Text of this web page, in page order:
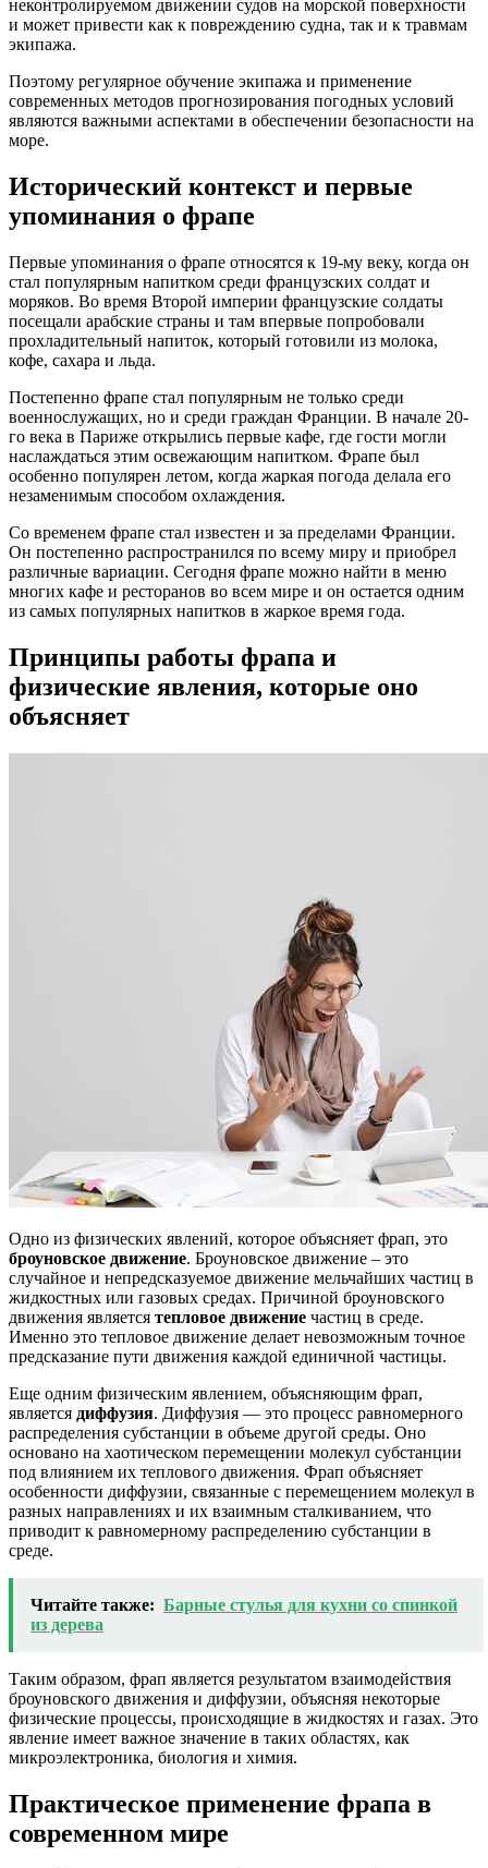
неконтролируемом движении судов на морской поверхности
и может привести как к повреждению судна, так и к травмам
экипажа.
Поэтому регулярное обучение экипажа и применение
современных методов прогнозирования погодных условий
являются важными аспектами в обеспечении безопасности на
море.
Исторический контекст и первые
упоминания о фрапе
Первые упоминания о фрапе относятся к 19-му веку, когда он
стал популярным напитком среди французских солдат и
моряков. Во время Второй империи французские солдаты
посещали арабские страны и там впервые попробовали
прохладительный напиток, который готовили из молока,
кофе, сахара и льда.
Постепенно фрапе стал популярным не только среди
военнослужащих, но и среди граждан Франции. В начале 20-
го века в Париже открылись первые кафе, где гости могли
наслаждаться этим освежающим напитком. Фрапе был
особенно популярен летом, когда жаркая погода делала его
незаменимым способом охлаждения.
Со временем фрапе стал известен и за пределами Франции.
Он постепенно распространился по всему миру и приобрел
различные вариации. Сегодня фрапе можно найти в меню
многих кафе и ресторанов во всем мире и он остается одним
из самых популярных напитков в жаркое время года.
Принципы работы фрапа и
физические явления, которые оно
объясняет
Одно из физических явлений, которое объясняет фрап, это
броуновское движение. Броуновское движение – это
случайное и непредсказуемое движение мельчайших частиц в
жидкостных или газовых средах. Причиной броуновского
движения является тепловое движение частиц в среде.
Именно это тепловое движение делает невозможным точное
предсказание пути движения каждой единичной частицы.
Еще одним физическим явлением, объясняющим фрап,
является диффузия. Диффузия — это процесс равномерного
распределения субстанции в объеме другой среды. Оно
основано на хаотическом перемещении молекул субстанции
под влиянием их теплового движения. Фрап объясняет
особенности диффузии, связанные с перемещением молекул в
разных направлениях и их взаимным сталкиванием, что
приводит к равномерному распределению субстанции в
среде.
Читайте также: Барные стулья для кухни со спинкой
из дерева
Таким образом, фрап является результатом взаимодействия
броуновского движения и диффузии, объясняя некоторые
физические процессы, происходящие в жидкостях и газах. Это
явление имеет важное значение в таких областях, как
микроэлектроника, биология и химия.
Практическое применение фрапа в
современном мире